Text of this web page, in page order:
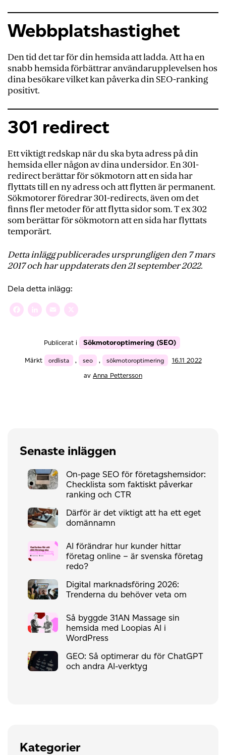
Webbplatshastighet
Den tid det tar för din hemsida att ladda. Att ha en
snabb hemsida förbättrar användarupplevelsen hos
dina besökare vilket kan påverka din SEO-ranking
positivt.
301 redirect
Ett viktigt redskap när du ska byta adress på din
hemsida eller någon av dina undersidor. En 301-
redirect berättar för sökmotorn att en sida har
flyttats till en ny adress och att flytten är permanent.
Sökmotorer föredrar 301-redirects, även om det
finns fler metoder för att flytta sidor som. T ex 302
som berättar för sökmotorn att en sida har flyttats
temporärt.
Detta inlägg publicerades ursprungligen den 7 mars
2017 och har uppdaterats den 21 september 2022.
Dela detta inlägg:
Facebook
LinkedIn
Email
Publicerat i Sökmotoroptimering (SEO)
Märkt ordlista , seo , sökmotoroptimering
16.11 2022
av Anna Pettersson
Senaste inläggen
On-page SEO för företagshemsidor:
Checklista som faktiskt påverkar
ranking och CTR
Därför är det viktigt att ha ett eget
domännamn
AI förändrar hur kunder hittar
företag online – är svenska företag
redo?
Digital marknadsföring 2026:
Trenderna du behöver veta om
Så byggde 31AN Massage sin
hemsida med Loopias AI i
WordPress
GEO: Så optimerar du för ChatGPT
och andra AI-verktyg
Kategorier